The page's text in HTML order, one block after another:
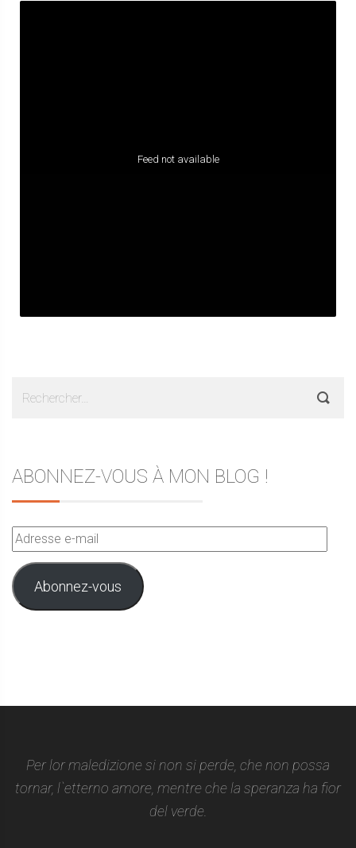
Feed not available
ABONNEZ-VOUS À MON BLOG !
Adresse
e-
mail
Abonnez-vous
Per lor maledizione si non si perde, che non possa
tornar, l`etterno amore, mentre che la speranza ha fior
del verde.